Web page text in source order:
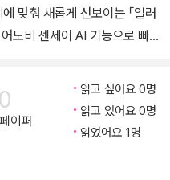
맞춰 새롭게 선보이는 『일러
도비 센세이 AI 기능으로 빠르
한, 장소에 상관없이 PC와 아
픽부터 로고, 서적 삽화 등에 이
권으로,
계적이고 효율적인 학습을 위
0
이퍼
읽고 싶어요 0명
읽고 있어요 0명
읽었어요 1명